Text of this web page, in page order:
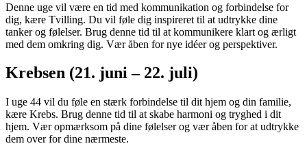
Denne uge vil være en tid med kommunikation og forbindelse for
dig, kære Tvilling. Du vil føle dig inspireret til at udtrykke dine
tanker og følelser. Brug denne tid til at kommunikere klart og ærligt
med dem omkring dig. Vær åben for nye idéer og perspektiver.
Krebsen (21. juni – 22. juli)
I uge 44 vil du føle en stærk forbindelse til dit hjem og din familie,
kære Krebs. Brug denne tid til at skabe harmoni og tryghed i dit
hjem. Vær opmærksom på dine følelser og vær åben for at udtrykke
dem over for dine nærmeste.